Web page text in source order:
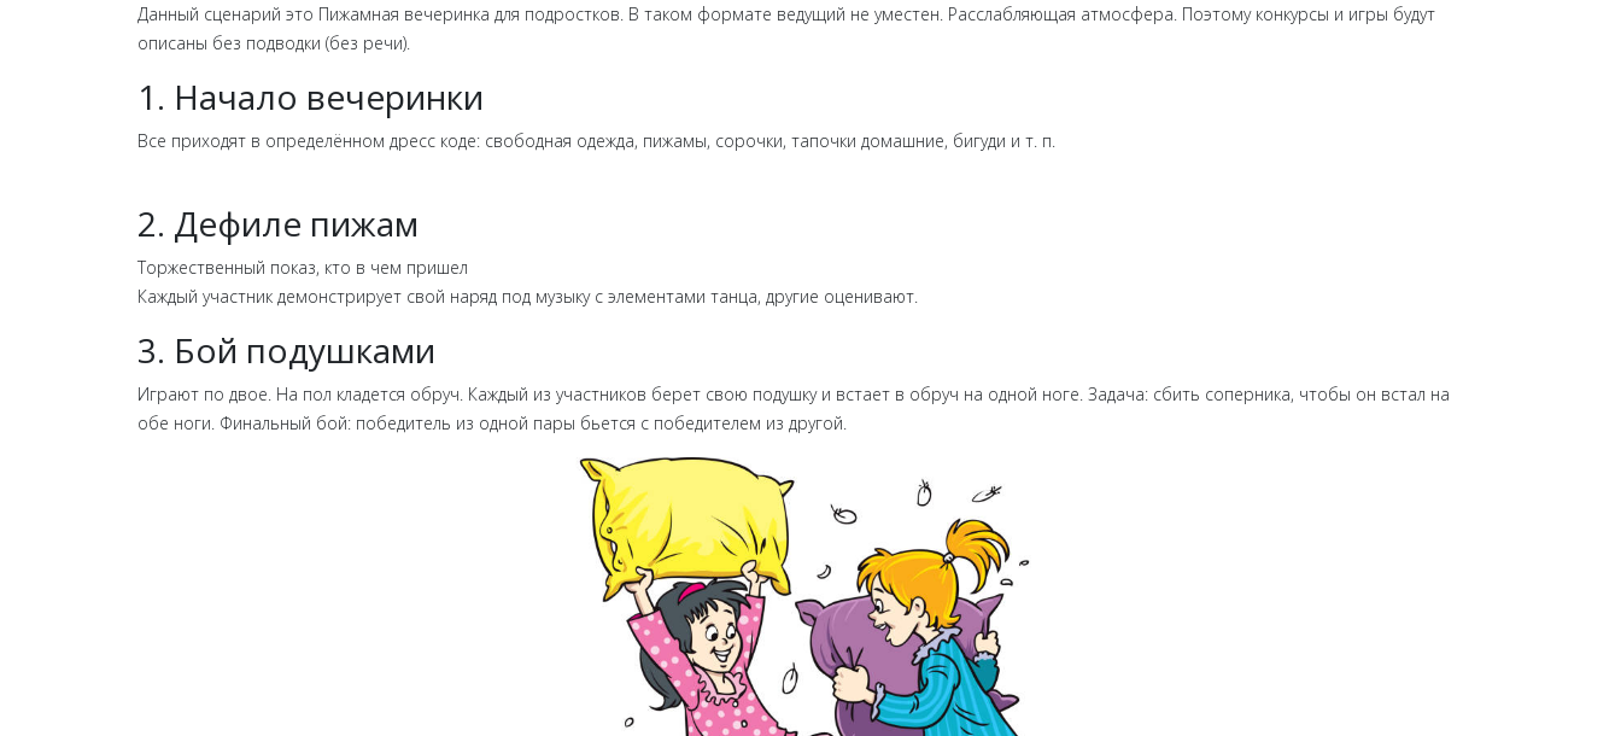
Данный сценарий это Пижамная вечеринка для подростков. В таком формате ведущий не уместен. Расслабляющая атмосфера. Поэтому конкурсы и игры будут
описаны без подводки (без речи).
1. Начало вечеринки
Все приходят в определённом дресс коде: свободная одежда, пижамы, сорочки, тапочки домашние, бигуди и т. п.
2. Дефиле пижам
Торжественный показ, кто в чем пришел
Каждый участник демонстрирует свой наряд под музыку с элементами танца, другие оценивают.
3. Бой подушками
Играют по двое. На пол кладется обруч. Каждый из участников берет свою подушку и встает в обруч на одной ноге. Задача: сбить соперника, чтобы он встал на
обе ноги. Финальный бой: победитель из одной пары бьется с победителем из другой.